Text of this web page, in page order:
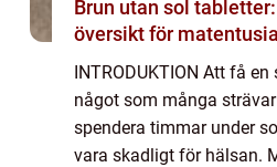
Brun utan sol
översikt för
INTRODUKTION Att få
något som många
spendera timmar under
vara skadligt för hälsan.